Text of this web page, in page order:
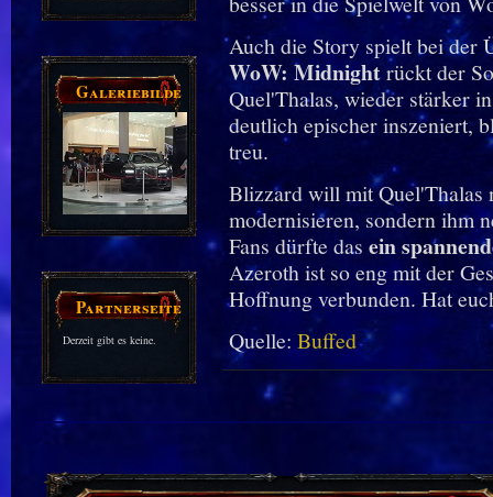
Galeriebilder
Partnerseiten
Derzeit gibt es keine.
Auch die Story spielt bei der
WoW: Midnightrückt der
Quel'Thalas, wieder stärker
deutlich epischer inszeniert,
treu.
Blizzard will mit Quel'Thalas
modernisieren, sondern ihm
Fans dürfte das ein
Azeroth ist so eng mit der
Hoffnung verbunden. Hat
Quelle: Buffed